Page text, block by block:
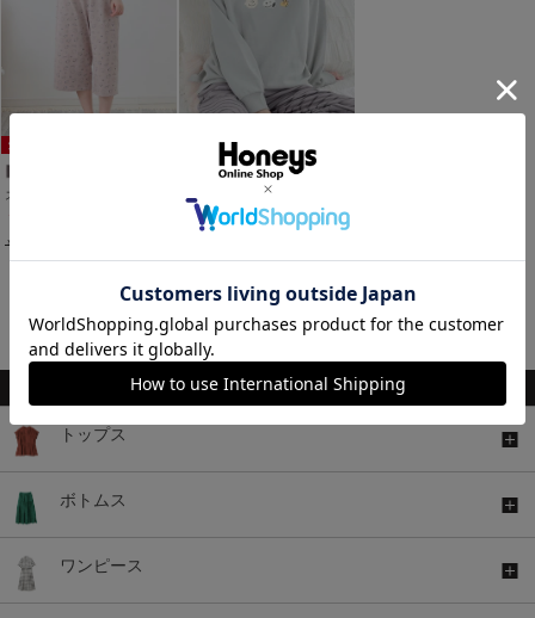
スヌーピー／ルームパンツ
￥1,980
￥4,980 税込
1～11件 (全11件)
関連キーワード
トップス
ボトムス
ワンピース